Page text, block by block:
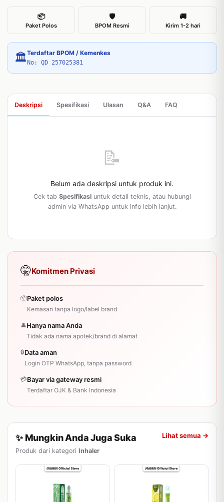
📦
Paket Polos
🛡
BPOM Resmi
🚚
Kirim 1-2 hari
🏛Terdaftar BPOM / Kemenkes
No: QD 257025381
Deskripsi Spesifikasi Ulasan Q&A FAQ
📝
Belum ada deskripsi untuk produk ini.
Cek tab Spesifikasiuntuk detail teknis, atau hubungi
admin via WhatsApp untuk info lebih lanjut.
🤫Komitmen Privasi
📦Paket polos
Kemasan tanpa logo/label brand
👤Hanya nama Anda
Tidak ada nama apotek/brand di alamat
🔒Data aman
Login OTP WhatsApp, tanpa password
💳Bayar via gateway resmi
Terdaftar OJK & Bank Indonesia
✨ Mungkin Anda Juga Suka
Produk dari kategori Inhaler
Lihat semua →